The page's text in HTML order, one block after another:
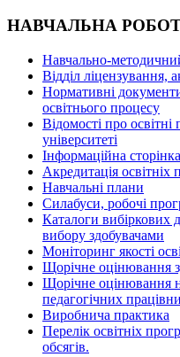
НАВЧАЛЬНА
Навчально-
Відділ ліцензування,
Нормативні
освітнього процесу
Відомості про освітні
університеті
Інформаційна
Акредитація освітніх
Навчальні плани
Силабуси, робочі
Каталоги вибіркових
вибору здобувачами
Моніторинг якості
Щорічне оцінювання
Щорічне оцінювання
педагогічних
Виробнича практика
Перелік освітніх
oбсягів.